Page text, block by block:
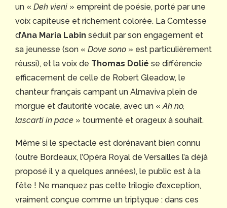
un « Deh vieni » empreint de poésie, porté par une
voix capiteuse et richement colorée. La Comtesse
d’Ana Maria Labin séduit par son engagement et
sa jeunesse (son « Dove sono » est particulièrement
réussi), et la voix de Thomas Dolié se différencie
efficacement de celle de Robert Gleadow, le
chanteur français campant un Almaviva plein de
morgue et d’autorité vocale, avec un « Ah no,
lascarti in pace » tourmenté et orageux à souhait.
Même si le spectacle est dorénavant bien connu
(outre Bordeaux, l’Opéra Royal de Versailles l’a déjà
proposé il y a quelques années), le public est à la
fête ! Ne manquez pas cette trilogie d’exception,
vraiment conçue comme un triptyque : dans ces